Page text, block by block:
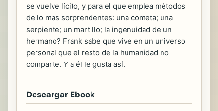
se vuelve lícito, y para el que emplea métodos
de lo más sorprendentes: una cometa; una
serpiente; un martillo; la ingenuidad de un
hermano? Frank sabe que vive en un universo
personal que el resto de la humanidad no
comparte. Y a él le gusta así.
Descargar Ebook